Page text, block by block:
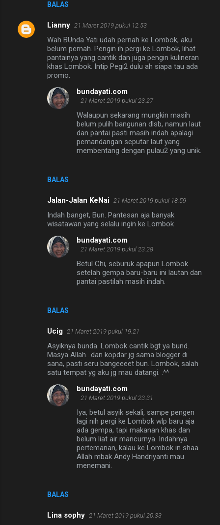
BALAS
Lianny 21 Maret 2019 pukul 12.53
Wah BUnda Yati udah pernah ke Lombok, aku
belum pernah. Pengin ih pergi ke Lombok, lihat
pantainya yang cantik dan juga pengin kulineran
khas Lombok. Intip Pegi2 dulu ah siapa tau ada
promo.
BALAS
bundayati.com
21 Maret 2019 pukul 23.27
Walaupun sekarang mungkin masih
belum pulih bangunan dlsb, namun laut
dan pantai pasti masih indah apalagi
pemandangan seputar laut yang
membentang dengan pulau2 yang unik.
Jalan-Jalan KeNai 21 Maret 2019 pukul 18.59
Indah banget, Bun. Pantesan aja banyak
wisatawan yang selalu ingin ke Lombok
BALAS
bundayati.com
21 Maret 2019 pukul 23.28
Betul Chi, seburuk apapun Lombok
setelah gempa baru-baru ini lautan dan
pantai pastilah masih indah.
Ucig 21 Maret 2019 pukul 19.21
Asyiknya bunda. Lombok cantik bgt ya bund.
Masya Allah.. dan kopdar jg sama blogger di
sana, pasti seru bangeeeet bun. Lombok, salah
satu tempat yg aku jg mau datangi. .^^
BALAS
bundayati.com
21 Maret 2019 pukul 23.31
Iya, betul asyik sekali, sampe pengen
lagi nih pergi ke Lombok wlp baru aja
ada gempa, tapi makanan khas dan
belum liat air mancurnya. Indahnya
pertemanan, kalau ke Lombok in shaa
Allah mbak Andy Handriyanti mau
menemani.
Lina sophy 21 Maret 2019 pukul 20.33